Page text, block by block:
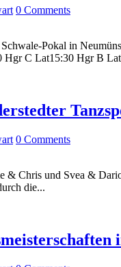
0 Comments
Pokal in
Hgr C Lat15:30 Hgr B
0 Comments
& Chris und Svea &
die...